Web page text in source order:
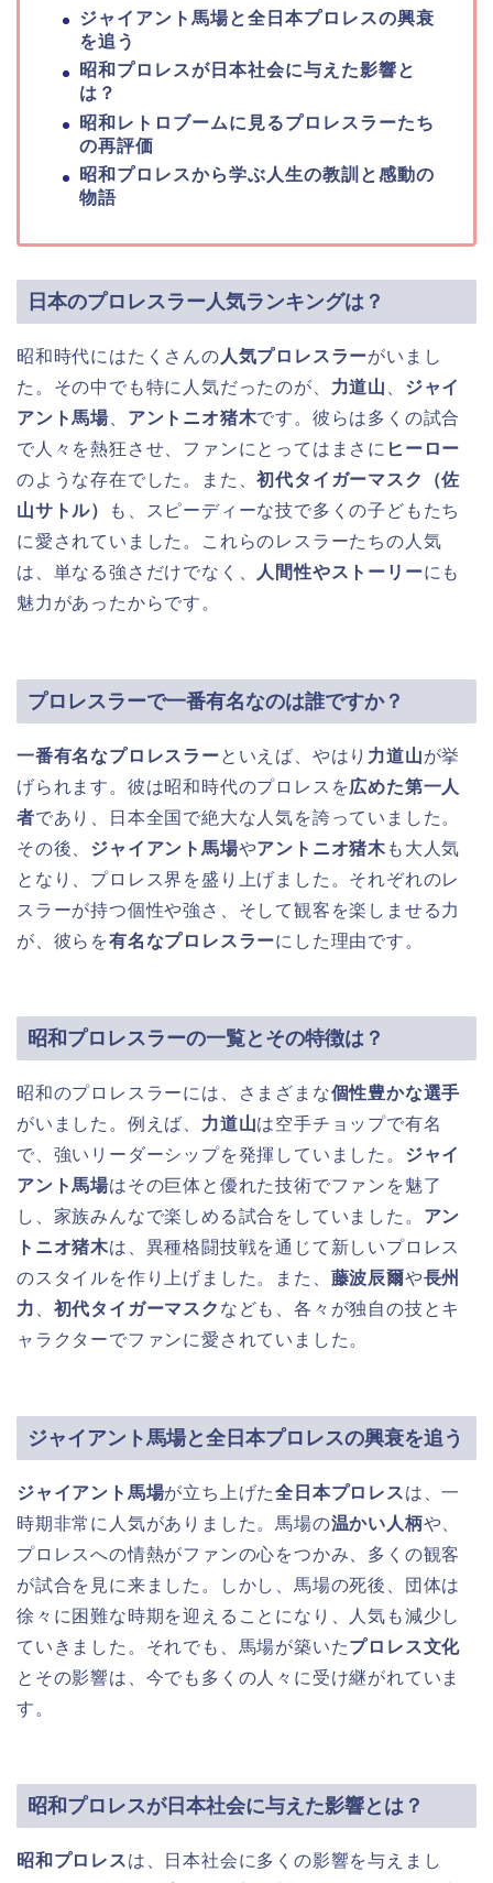
ジャイアント馬場と全日本プロレスの興衰
を追う
昭和プロレスが日本社会に与えた影響と
は？
昭和レトロブームに見るプロレスラーたち
の再評価
昭和プロレスから学ぶ人生の教訓と感動の
物語
日本のプロレスラー人気ランキングは？
昭和時代にはたくさんの人気プロレスラーがいまし
た。その中でも特に人気だったのが、 力道山 、 ジャイ
アント馬場、 アントニオ猪木です。彼らは多くの試合
で人々を熱狂させ、ファンにとってはまさに ヒーロー
のような存在でした。また、初代タイガーマスク（佐
山サトル）
も、スピーディーな技で多くの子どもたち
に愛されていました。これらのレスラーたちの人気
は、単なる強さだけでなく、 人間性やストーリーにも
魅力があったからです。
プロレスラーで一番有名なのは誰ですか？
一番有名なプロレスラーといえば、やはり 力道山が挙
げられます。彼は昭和時代のプロレスを広めた第一人
者であり、日本全国で絶大な人気を誇っていました。
その後、 ジャイアント馬場やアントニオ猪木も大人気
となり、プロレス界を盛り上げました。それぞれのレ
スラーが持つ個性や強さ、そして観客を楽しませる力
が、彼らを有名なプロレスラーにした理由です。
昭和プロレスラーの一覧とその特徴は？
昭和のプロレスラーには、さまざまな個性豊かな選手
がいました。例えば、 力道山は空手チョップで有名
で、強いリーダーシップを発揮していました。 ジャイ
アント馬場はその巨体と優れた技術でファンを魅了
し、家族みんなで楽しめる試合をしていました。 アン
トニオ猪木は、異種格闘技戦を通じて新しいプロレス
のスタイルを作り上げました。また、 藤波辰爾や長州
力
初代タイガーマスク なども、各々が独自の技とキ
ャラクターでファンに愛されていました。
ジャイアント馬場と全日本プロレスの興衰を追う
ジャイアント馬場が立ち上げた全日本プロレスは、一
時期非常に人気がありました。馬場の温かい人柄や、
プロレスへの情熱がファンの心をつかみ、多くの観客
が試合を見に来ました。しかし、馬場の死後、団体は
徐々に困難な時期を迎えることになり、人気も減少し
ていきました。それでも、馬場が築いたプロレス文化
とその影響は、今でも多くの人々に受け継がれていま
す。
昭和プロレスが日本社会に与えた影響とは？
昭和プロレスは、日本社会に多くの影響を与えまし